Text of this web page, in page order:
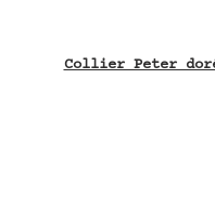
Collier Peter